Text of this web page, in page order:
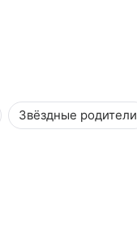
Звёздные родители